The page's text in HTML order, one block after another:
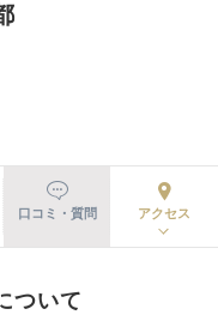
口コミ・質問 アクセス
ついて